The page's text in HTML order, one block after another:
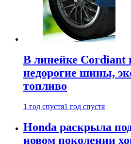
В линейке Cordiant
недорогие шины,
топливо
1 год спустя1 год спустя
Honda раскрыла
новом поколении